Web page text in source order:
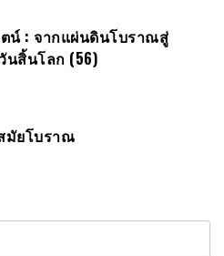
ตน์ : จากแผ่นดินโบราณสู่
สิ้นโลก (56)
มัยโบราณ